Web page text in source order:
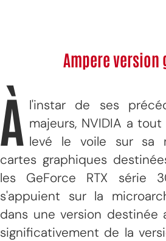
Ampere version
À l'instar de ses
majeurs, NVIDIA a
levé le voile sur sa
cartes graphiques
les GeForce RTX série
s'appuient sur la
dans une version
significativement de la